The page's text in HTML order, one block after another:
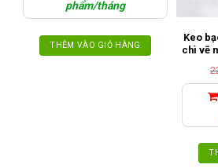
phẩm/tháng
THÊM VÀO GIỎ HÀNG
Keo
chì vẽ